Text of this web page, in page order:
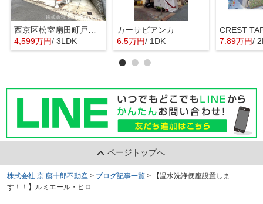
西京区松室扇田町戸建て
4,599万円/ 3LDK
カーサビアンカ
6.5万円/ 1DK
CREST
7.89万円/
ページトップへ
株式会社 京 藤十郎不動産 > ブログ記事一覧 >
【温水洗浄便座設置しま
す！！】ルミエール・ヒロ